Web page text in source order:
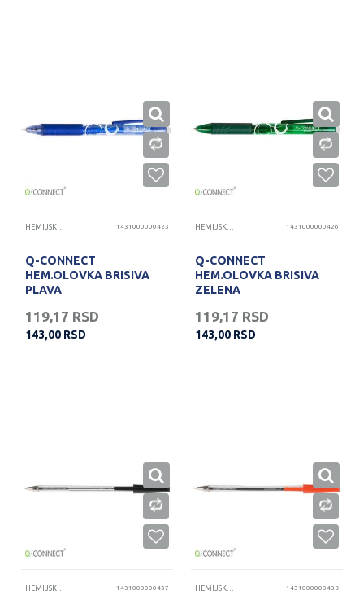
HEMIJSKE OLOVKE 1431000000423
Q-CONNECT
HEM.OLOVKA BRISIVA
PLAVA
119,17 RSD
143,00 RSD
HEMIJSKE OLOVKE 1431000000426
Q-CONNECT
HEM.OLOVKA BRISIVA
ZELENA
119,17 RSD
143,00 RSD
HEMIJSKE OLOVKE 1431000000437 HEMIJSKE OLOVKE 1431000000438